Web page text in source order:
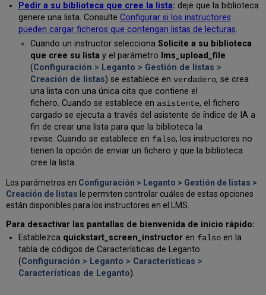
accesibilidad
de
los
ficheros
Habilitar
la
carga
de
varios
formatos
de
fichero
a
un
de
la
lista
relacionados
Permitir
los
instructores
Pedir a su biblioteca que cree la lista: deje que la biblioteca
genere una lista. Consulte Configurar si los instructores
pueden cargar ficheros que contengan listas de lecturas.
Cuando un instructor selecciona Solicite a su biblioteca
que cree su listay el parámetro lms_upload_file
(Configuración > Leganto > Gestión de listas >
Creación de listas) se establece en verdadero, se crea
una lista con una única cita que contiene el
fichero. Cuando se establece en asistente, el fichero
cargado se ejecuta a través del asistente de índice de IA a
fin de crear una lista para que la biblioteca la
revise. Cuando se establece en falso, los instructores no
tienen la opción de enviar un fichero y que la biblioteca
cree la lista.
Los parámetros en Configuración > Leganto > Gestión de listas >
Creación de listas le permiten controlar cuáles de estas opciones
están disponibles para los instructores en el LMS.
Para desactivar las pantallas de bienvenida de inicio rápido:
Establezca quickstart_screen_instructoren falsoen la
tabla de códigos de Características de Leganto
(Configuración > Leganto > Características >
Características de Leganto).